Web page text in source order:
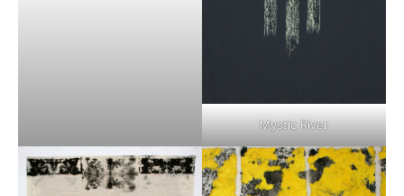
Mystic River